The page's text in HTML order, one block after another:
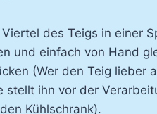
Vier­tel des Teigs in ei­ner
und ein­fach von Hand
(Wer den Teig lie­ber
stellt ihn vor der
Kühl­schrank).